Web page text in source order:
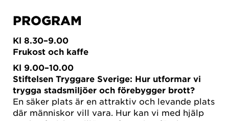
PROGRAM
Kl 8.30–9.00
Frukost och kaffe
Kl 9.00–10.00
Stiftelsen Tryggare Sverige: Hur utformar vi
trygga stadsmiljöer och förebygger brott?
En säker plats är en attraktiv och levande plats
där människor vill vara. Hur kan vi med hjälp